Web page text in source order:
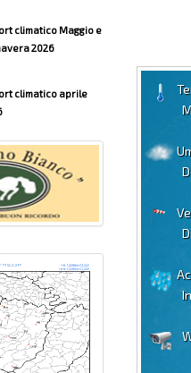
climatico Maggio e
2026
climatico aprile